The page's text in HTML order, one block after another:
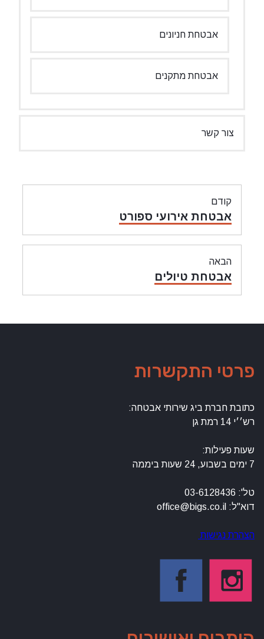
אבטחת חניונים
אבטחת מתקנים
צור קשר
ניווט
קודם
מאמר
אבטחת אירועי ספורט
הבאה
מאמר
אבטחת טיולים
פרטי התקשרות
כתובת חברת ביג שירותי אבטחה:
רש׳׳י 14 רמת גן
שעות פעילות:
7 ימים בשבוע, 24 שעות ביממה
טל': 03-6128436
דוא"ל: office@bigs.co.il
הצהרת נגישות